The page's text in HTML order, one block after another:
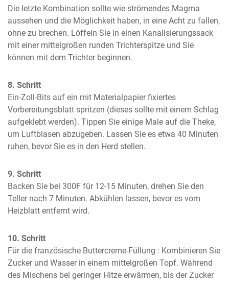
Die letzte Kombination sollte wie strömendes Magma
aussehen und die Möglichkeit haben, in eine Acht zu fallen,
ohne zu brechen. Löffeln Sie in einen Kanalisierungssack
mit einer mittelgroßen runden Trichterspitze und Sie
können mit dem Trichter beginnen.
8. Schritt
Ein-Zoll-Bits auf ein mit Materialpapier fixiertes
Vorbereitungsblatt spritzen (dieses sollte mit einem Schlag
aufgeklebt werden). Tippen Sie einige Male auf die Theke,
um Luftblasen abzugeben. Lassen Sie es etwa 40 Minuten
ruhen, bevor Sie es in den Herd stellen.
9. Schritt
Backen Sie bei 300F für 12-15 Minuten, drehen Sie den
Teller nach 7 Minuten. Abkühlen lassen, bevor es vom
Heizblatt entfernt wird.
10. Schritt
Für die französische Buttercreme-Füllung : Kombinieren Sie
Zucker und Wasser in einem mittelgroßen Topf. Während
des Mischens bei geringer Hitze erwärmen, bis der Zucker